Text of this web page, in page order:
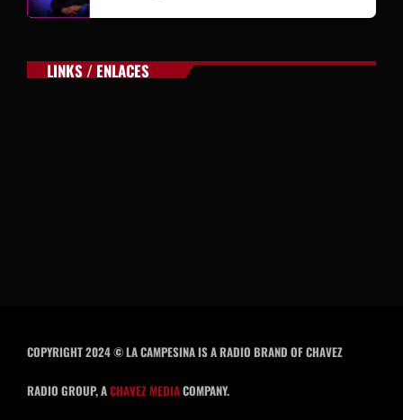
LINKS / ENLACES
COPYRIGHT 2024 © LA CAMPESINA IS A RADIO BRAND OF CHAVEZ
RADIO GROUP, ACHAVEZ MEDIACOMPANY.